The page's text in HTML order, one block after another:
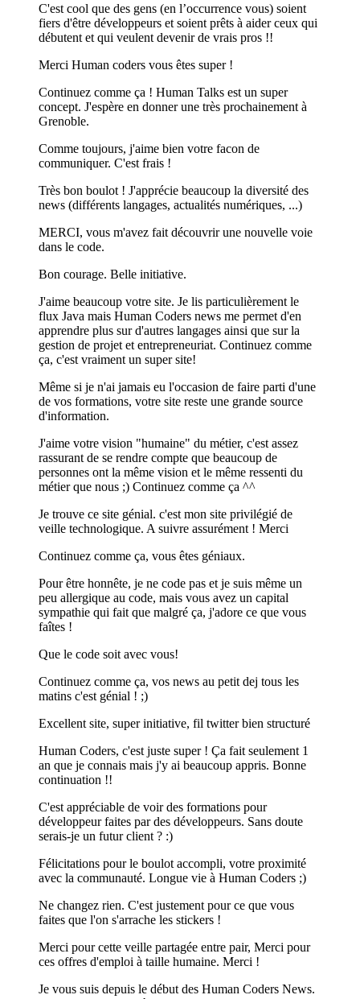
C'est cool que des gens (en l’occurrence vous) soient
fiers d'être développeurs et soient prêts à aider ceux qui
débutent et qui veulent devenir de vrais pros !!
Merci Human coders vous êtes super !
Continuez comme ça ! Human Talks est un super
concept. J'espère en donner une très prochainement à
Grenoble.
Comme toujours, j'aime bien votre facon de
communiquer. C'est frais !
Très bon boulot ! J'apprécie beaucoup la diversité des
news (différents langages, actualités numériques, ...)
MERCI, vous m'avez fait découvrir une nouvelle voie
dans le code.
Bon courage. Belle initiative.
J'aime beaucoup votre site. Je lis particulièrement le
flux Java mais Human Coders news me permet d'en
apprendre plus sur d'autres langages ainsi que sur la
gestion de projet et entrepreneuriat. Continuez comme
ça, c'est vraiment un super site!
Même si je n'ai jamais eu l'occasion de faire parti d'une
de vos formations, votre site reste une grande source
d'information.
J'aime votre vision "humaine" du métier, c'est assez
rassurant de se rendre compte que beaucoup de
personnes ont la même vision et le même ressenti du
métier que nous ;) Continuez comme ça ^^
Je trouve ce site génial. c'est mon site privilégié de
veille technologique. A suivre assurément ! Merci
Continuez comme ça, vous êtes géniaux.
Pour être honnête, je ne code pas et je suis même un
peu allergique au code, mais vous avez un capital
sympathie qui fait que malgré ça, j'adore ce que vous
faîtes !
Que le code soit avec vous!
Continuez comme ça, vos news au petit dej tous les
matins c'est génial ! ;)
Excellent site, super initiative, fil twitter bien structuré
Human Coders, c'est juste super ! Ça fait seulement 1
an que je connais mais j'y ai beaucoup appris. Bonne
continuation !!
C'est appréciable de voir des formations pour
développeur faites par des développeurs. Sans doute
serais-je un futur client ? :)
Félicitations pour le boulot accompli, votre proximité
avec la communauté. Longue vie à Human Coders ;)
Ne changez rien. C'est justement pour ce que vous
faites que l'on s'arrache les stickers !
Merci pour cette veille partagée entre pair, Merci pour
ces offres d'emploi à taille humaine. Merci !
Je vous suis depuis le début des Human Coders News.